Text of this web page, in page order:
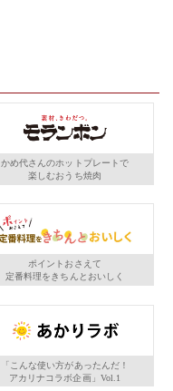
かめ代さんのホットプレートで
楽しむおうち焼肉
ポイントおさえて
定番料理をきちんとおいしく
「こんな使い方があったんだ！
アカリナコラボ企画」Vol.1